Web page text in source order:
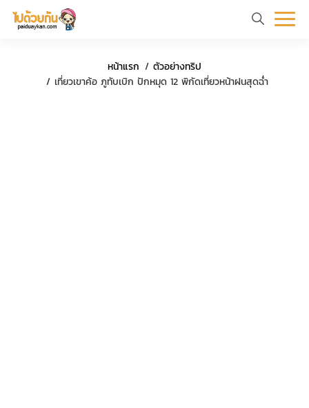
หน้า
แรกท่อง เที่ยว
หน้าแรก
ตัวอย่างทริป
เที่ยวเขาค้อ ภูทับเบิก ปักหมุด 12 พิกัดเที่ยวหน้าฝนสุดฉ่ำ